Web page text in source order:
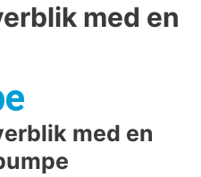
med en
med en